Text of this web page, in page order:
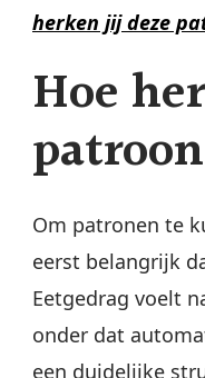
herken jij deze
Hoe
Om patronen te
eerst belangrijk
Eetgedrag voelt
onder dat
een duidelijke